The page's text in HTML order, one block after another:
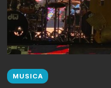
MUSICA